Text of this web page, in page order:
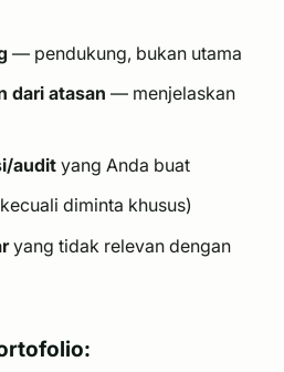
— pendukung, bukan utama
dari atasan — menjelaskan
audit yang Anda buat
diminta khusus)
yang tidak relevan dengan